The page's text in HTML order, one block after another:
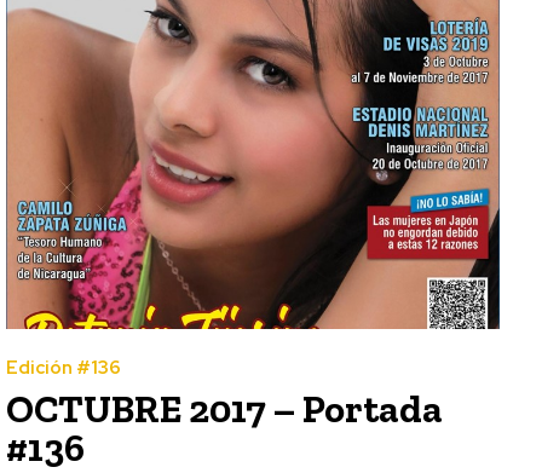
Edición #136
OCTUBRE 2017 – Portada
#136